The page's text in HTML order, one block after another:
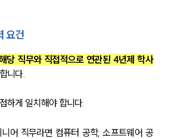
요건
당 직무와 직접적으로 연관된 4년제 학사
니다.
하게 일치해야 합니다.
어 직무라면 컴퓨터 공학, 소프트웨어 공